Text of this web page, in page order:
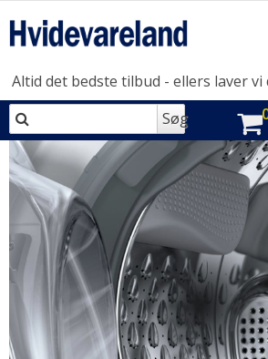
Altid det bedste tilbud - ellers laver vi
Søg
VASK & TØR
OPVASK
MADLAVNING
KØL & FRYS
HUSHOLDNING
BRAND-STORE